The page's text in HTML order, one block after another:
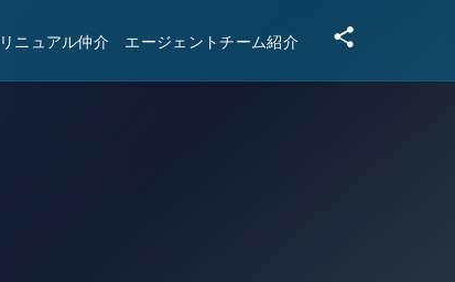
リニュアル仲介 エージェントチーム紹介